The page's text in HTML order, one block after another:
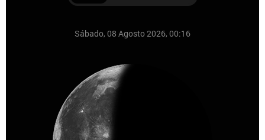
Sábado, 08 Agosto 2026, 00:16